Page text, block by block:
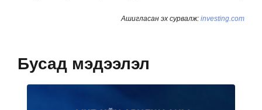
Ашигласан эх сурвалж: investing.com
Бусад мэдээлэл